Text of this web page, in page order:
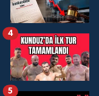
4
5